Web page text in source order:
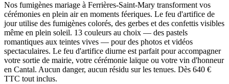
Nos fumigènes mariage à Ferrières-Saint-Mary transforment vos
cérémonies en plein air en moments féeriques. Le feu d'artifice de
jour utilise des fumigènes colorés, des gerbes et des confettis visibles
même en plein soleil. 13 couleurs au choix — des pastels
romantiques aux teintes vives — pour des photos et vidéos
spectaculaires. Le feu d'artifice diurne est parfait pour accompagner
votre sortie de mairie, votre cérémonie laïque ou votre vin d'honneur
en Cantal. Aucun danger, aucun résidu sur les tenues. Dès 640 €
TTC tout inclus.